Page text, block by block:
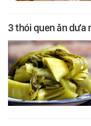
3 thói quen ăn dưa